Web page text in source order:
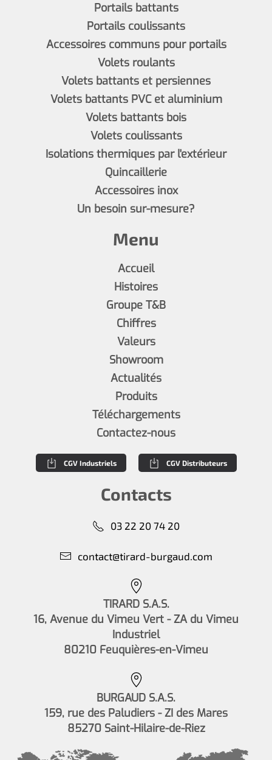
Portails battants
Portails coulissants
Accessoires communs pour portails
Volets roulants
Volets battants et persiennes
Volets battants PVC et aluminium
Volets battants bois
Volets coulissants
Isolations thermiques par l'extérieur
Quincaillerie
Accessoires inox
Un besoin sur-mesure?
Menu
Accueil
Histoires
Groupe T&B
Chiffres
Valeurs
Showroom
Actualités
Produits
Téléchargements
Contactez-nous
CGV Industriels CGV Distributeurs
Contacts
03 22 20 74 20
contact@tirard-burgaud.com
TIRARD S.A.S.
16, Avenue du Vimeu Vert - ZA du Vimeu
Industriel
80210 Feuquières-en-Vimeu
BURGAUD S.A.S.
159, rue des Paludiers - ZI des Mares
85270 Saint-Hilaire-de-Riez